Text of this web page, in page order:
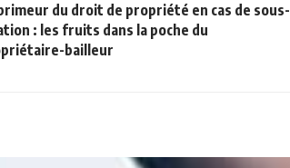
du droit de propriété en cas de sous-
: les fruits dans la poche du
bailleur